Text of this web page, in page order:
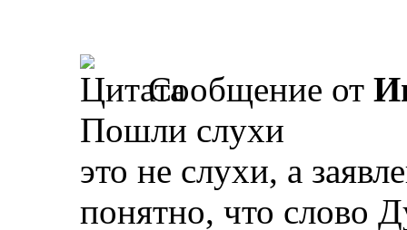
Сообщение от
Пошли слухи
это не слухи, а
понятно, что слово